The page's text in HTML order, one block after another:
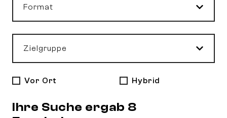
Format
Zielgruppe
Vor Ort Hybrid
Ihre Suche ergab 8